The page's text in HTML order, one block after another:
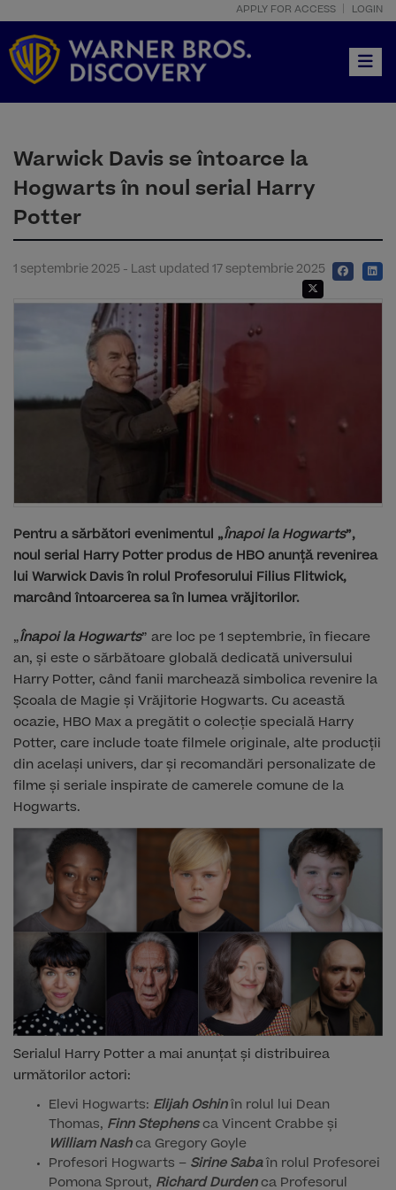
APPLY FOR ACCESS LOGIN
Warwick Davis se întoarce la
Hogwarts în noul serial Harry
Potter
1 septembrie 2025 - Last updated 17 septembrie 2025
Pentru a sărbători evenimentul „Înapoi la Hogwarts”,
noul serial Harry Potter produs de HBO anunță revenirea
lui Warwick Davis în rolul Profesorului Filius Flitwick,
marcând întoarcerea sa în lumea vrăjitorilor.
„Înapoi la Hogwarts” are loc pe 1 septembrie, în fiecare
an, și este o sărbătoare globală dedicată universului
Harry Potter, când fanii marchează simbolica revenire la
Școala de Magie și Vrăjitorie Hogwarts. Cu această
ocazie, HBO Max a pregătit o colecție specială Harry
Potter, care include toate filmele originale, alte producții
din același univers, dar și recomandări personalizate de
filme și seriale inspirate de camerele comune de la
Hogwarts.
Serialul Harry Potter a mai anunțat și distribuirea
următorilor actori:
Elevi Hogwarts: Elijah Oshin în rolul lui Dean
Thomas, Finn Stephens ca Vincent Crabbe și
William Nash ca Gregory Goyle
Profesori Hogwarts – Sirine Saba în rolul Profesorei
Pomona Sprout, Richard Durden ca Profesorul